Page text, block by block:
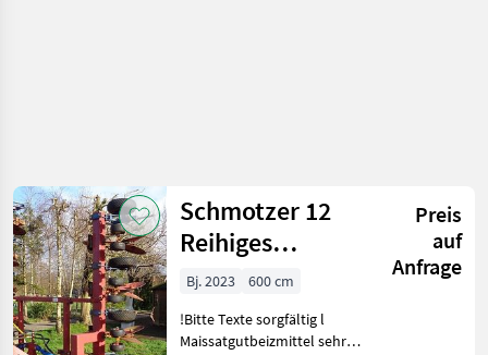
Schmotzer 12
Reihiges
Heckhackgerät
Hydraulische-
Klappung
Preis
auf
Anfrage
Bj. 2023
600 cm
!Bitte Texte sorgfältig l
Maissatgutbeizmittel sehr